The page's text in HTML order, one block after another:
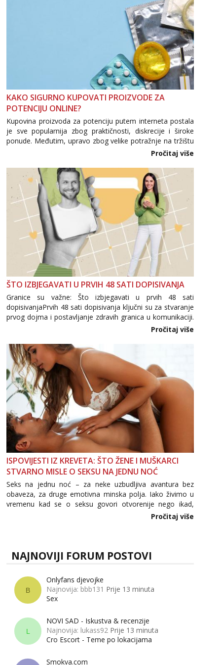
KAKO SIGURNO KUPOVATI PROIZVODE ZA
POTENCIJU ONLINE?
Kupovina proizvoda za potenciju putem interneta postala
je sve popularnija zbog praktičnosti, diskrecije i široke
ponude. Međutim, upravo zbog velike potražnje na tržištu
se pojavljuju i brojni krivotvoreni proizvodi, nepouzdane
internetske trgovine te proizvodi nepoznatog podrijetla. ...
Pročitaj više
ŠTO IZBJEGAVATI U PRVIH 48 SATI DOPISIVANJA
Granice su važne: Što izbjegavati u prvih 48 sati
dopisivanjaPrvih 48 sati dopisivanja ključni su za stvaranje
prvog dojma i postavljanje zdravih granica u komunikaciji.
Važno je izbjeći prebrzo otkrivanje osobnih ili intimnih
informacija, jer nepoznata osoba još nije zaslužila to
povjerenje. Takođe...
Pročitaj više
ISPOVIJESTI IZ KREVETA: ŠTO ŽENE I MUŠKARCI
STVARNO MISLE O SEKSU NA JEDNU NOĆ
Seks na jednu noć – za neke uzbudljiva avantura bez
obaveza, za druge emotivna minska polja. Iako živimo u
vremenu kad se o seksu govori otvorenije nego ikad,
tema „jedne noći strasti“ i dalje izaziva burne rasprave. Što
Pročitaj više
NAJNOVIJI FORUM POSTOVI
B
Onlyfans djevojke
Najnovija: bbb131 Prije 13 minuta
Sex
L
NOVI SAD - Iskustva & recenzije
Najnovija: lukass92 Prije 13 minuta
Cro Escort - Teme po lokacijama
Smokva.com